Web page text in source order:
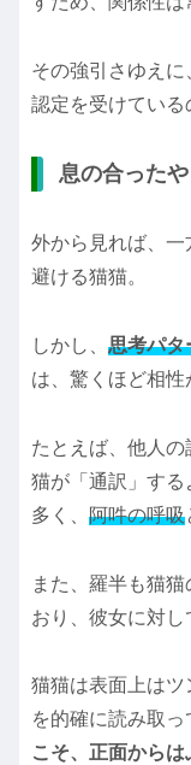
その強引さゆえに
認定を受けている
息の合った
外から見れば、一
避ける猫猫。
しかし、 思考パタ
は、驚くほど相性
たとえば、他人
猫が「通訳」する
多く、 阿吽の呼吸
また、羅半も猫
おり、彼女に対し
猫猫は表面上は
を的確に読み取っ
こそ、正面から